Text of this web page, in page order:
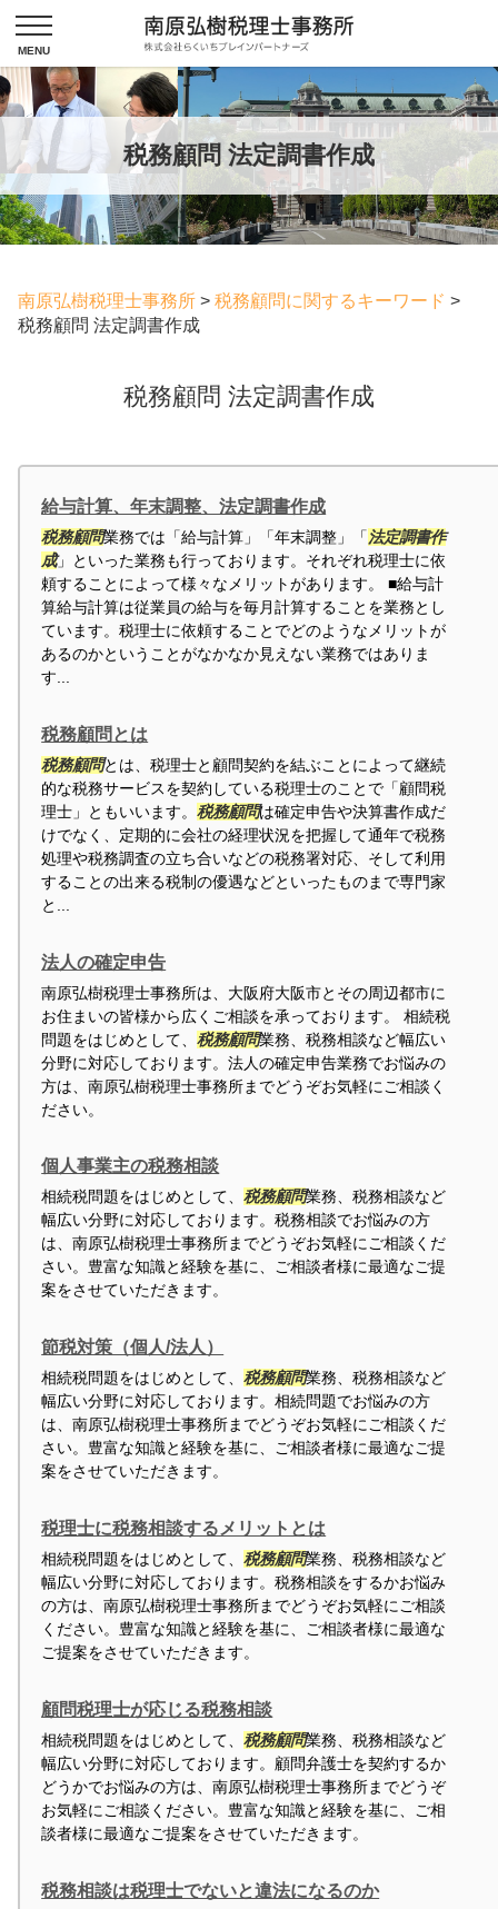
税務顧問 法定調書作成
南原弘樹税理士事務所 > 税務顧問に関するキーワード >
税務顧問 法定調書作成
税務顧問 法定調書作成
給与計算、年末調整、法定調書作成
税務顧問業務では「給与計算」「年末調整」「 法定調書作
成」といった業務も行っております。それぞれ税理士に依
頼することによって様々なメリットがあります。 ■給与計
算給与計算は従業員の給与を毎月計算することを業務とし
ています。税理士に依頼することでどのようなメリットが
あるのかということがなかなか見えない業務ではありま
す...
税務顧問とは
税務顧問とは、税理士と顧問契約を結ぶことによって継続
的な税務サービスを契約している税理士のことで「顧問税
理士」ともいいます。税務顧問は確定申告や決算書作成だ
けでなく、定期的に会社の経理状況を把握して通年で税務
処理や税務調査の立ち合いなどの税務署対応、そして利用
することの出来る税制の優遇などといったものまで専門家
と...
法人の確定申告
南原弘樹税理士事務所は、大阪府大阪市とその周辺都市に
お住まいの皆様から広くご相談を承っております。 相続税
問題をはじめとして、税務顧問業務、税務相談など幅広い
分野に対応しております。法人の確定申告業務でお悩みの
方は、南原弘樹税理士事務所までどうぞお気軽にご相談く
ださい。
個人事業主の税務相談
相続税問題をはじめとして、税務顧問業務、税務相談など
幅広い分野に対応しております。税務相談でお悩みの方
は、南原弘樹税理士事務所までどうぞお気軽にご相談くだ
さい。豊富な知識と経験を基に、ご相談者様に最適なご提
案をさせていただきます。
節税対策（個人/法人）
相続税問題をはじめとして、税務顧問業務、税務相談など
幅広い分野に対応しております。相続問題でお悩みの方
は、南原弘樹税理士事務所までどうぞお気軽にご相談くだ
さい。豊富な知識と経験を基に、ご相談者様に最適なご提
案をさせていただきます。
税理士に税務相談するメリットとは
相続税問題をはじめとして、税務顧問業務、税務相談など
幅広い分野に対応しております。税務相談をするかお悩み
の方は、南原弘樹税理士事務所までどうぞお気軽にご相談
ください。豊富な知識と経験を基に、ご相談者様に最適な
ご提案をさせていただきます。
顧問税理士が応じる税務相談
相続税問題をはじめとして、税務顧問業務、税務相談など
幅広い分野に対応しております。顧問弁護士を契約するか
どうかでお悩みの方は、南原弘樹税理士事務所までどうぞ
お気軽にご相談ください。豊富な知識と経験を基に、ご相
談者様に最適なご提案をさせていただきます。
税務相談は税理士でないと違法になるのか